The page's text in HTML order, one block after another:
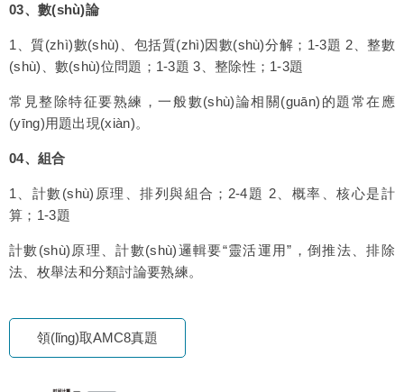
03、 數(shù)論
1、質(zhì)數(shù)、包括質(zhì)因數(shù)分解；1-3題 2、整數
(shù)、數(shù)位問題；1-3題 3、整除性；1-3題
常見整除特征要熟練，一般數(shù)論相關(guān)的題常在應
(yīng)用題出現(xiàn)。
04、 組合
1、計數(shù)原理、排列與組合；2-4題 2、概率、核心是計
算；1-3題
計數(shù)原理、計數(shù)邏輯要“靈活運用”，倒推法、排除
法、枚舉法和分類討論要熟練。
領(lǐng)取AMC8真題